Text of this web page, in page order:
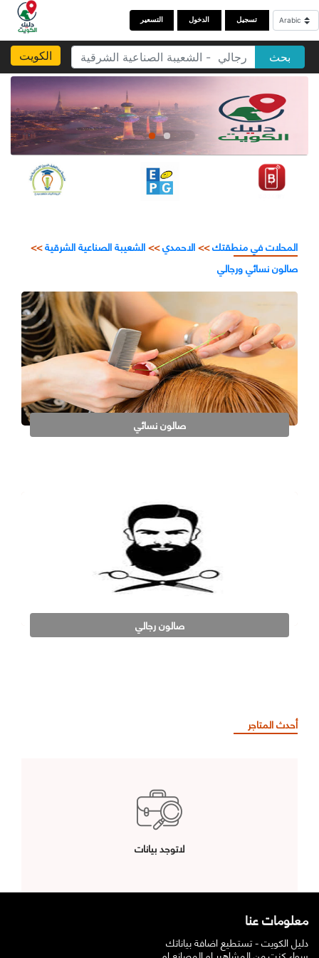
التسعير الدخول تسجيل
الكويت بحث
المحلات في منطقتك>>الاحمدي>>الشعيبة الصناعية الشرقية>>
صالون نسائي ورجالي
صالون نسائي
صالون رجالي
أحدث المتاجر
لاتوجد بيانات
معلومات عنا
دليل الكويت - تستطيع اضافة بياناتك